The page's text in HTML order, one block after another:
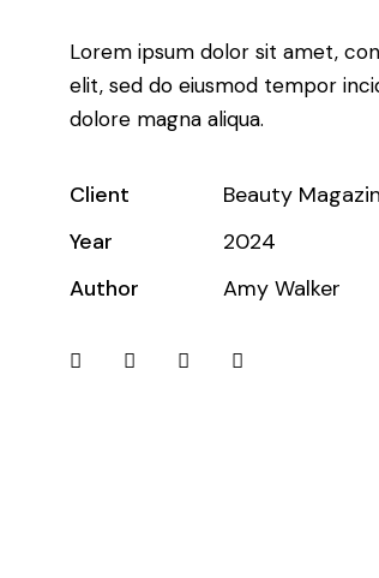
Lorem ipsum dolor sit amet,
elit, sed do eiusmod tempor
dolore magna aliqua.
Client
Beauty
Year
2024
Author
Amy Walker